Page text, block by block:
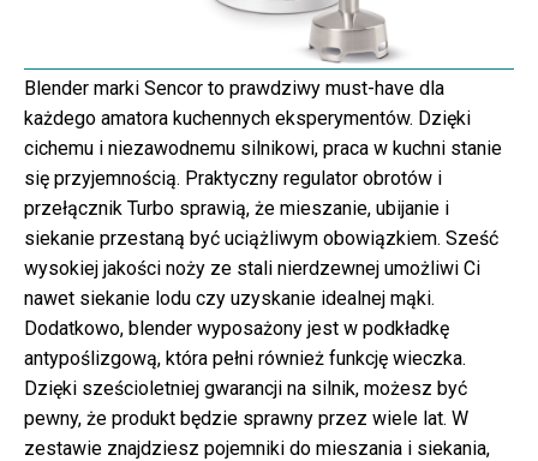
Blender marki Sencor to prawdziwy must-have dla
każdego amatora kuchennych eksperymentów. Dzięki
cichemu i niezawodnemu silnikowi, praca w kuchni stanie
się przyjemnością. Praktyczny regulator obrotów i
przełącznik Turbo sprawią, że mieszanie, ubijanie i
siekanie przestaną być uciążliwym obowiązkiem. Sześć
wysokiej jakości noży ze stali nierdzewnej umożliwi Ci
nawet siekanie lodu czy uzyskanie idealnej mąki.
Dodatkowo, blender wyposażony jest w podkładkę
antypoślizgową, która pełni również funkcję wieczka.
Dzięki sześcioletniej gwarancji na silnik, możesz być
pewny, że produkt będzie sprawny przez wiele lat. W
zestawie znajdziesz pojemniki do mieszania i siekania,